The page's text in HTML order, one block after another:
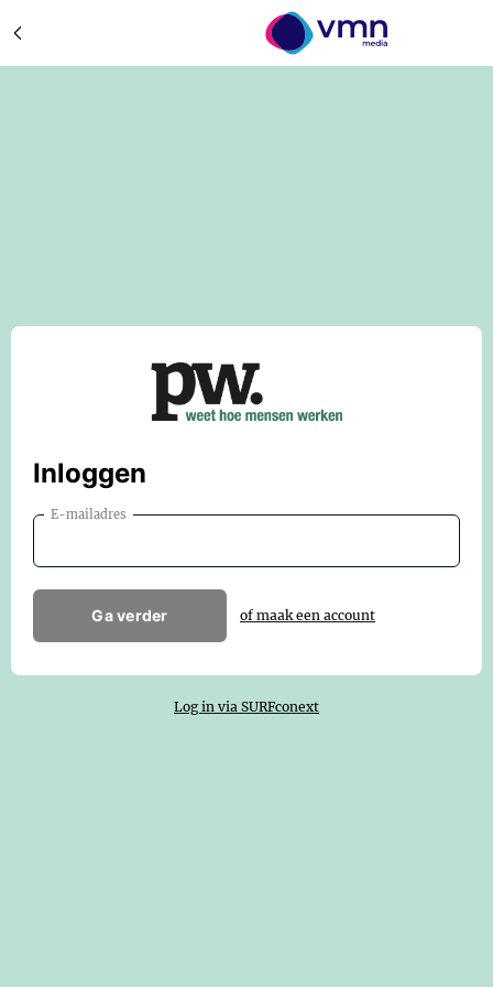
Inloggen
E-mailadres
Ga verder of maak een account
Log in via SURFconext